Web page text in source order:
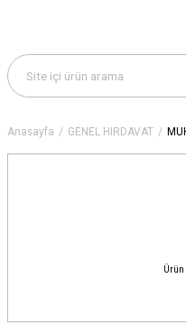
Anasayfa GENEL HIRDAVAT
Ürün